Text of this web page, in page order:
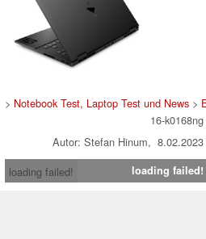
> Notebook Test, Laptop Test und News >
16-k0168ng
Autor: Stefan Hinum,
loading failed!
loading failed!